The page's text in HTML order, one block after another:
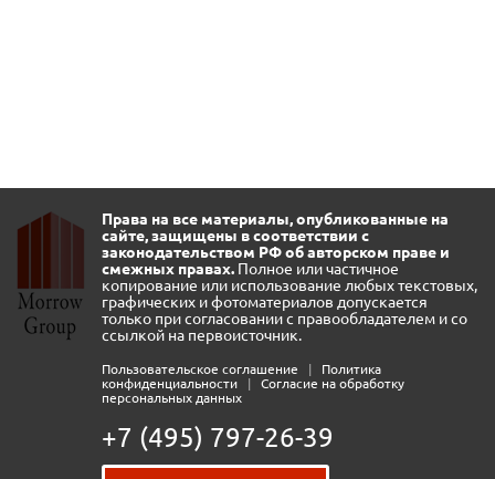
Права на все материалы, опубликованные на
сайте, защищены в соответствии с
законодательством РФ об авторском праве и
смежных правах. Полное или частичное
копирование или использование любых текстовых,
графических и фотоматериалов допускается
только при согласовании с правообладателем и со
ссылкой на первоисточник.
Пользовательское соглашение |
Политика
конфиденциальности
|
Согласие на обработку
персональных данных
+7 (495) 797-26-39